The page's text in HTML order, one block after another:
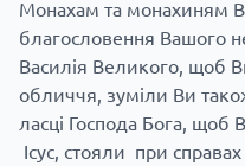
Монахам та монахиням
благословення Вашого
Василія Великого, щоб
обличчя, зуміли Ви
ласці Господа Бога, щоб
Ісус, стояли при